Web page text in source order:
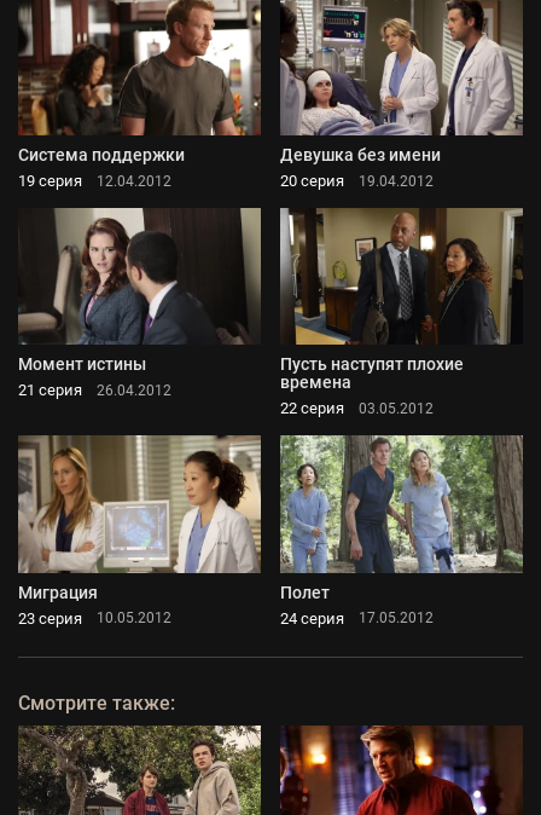
Система поддержки
19 серия 12.04.2012
Девушка без имени
20 серия 19.04.2012
Момент истины
21 серия 26.04.2012
Пусть наступят плохие
времена
22 серия 03.05.2012
Миграция
23 серия 10.05.2012
Полет
24 серия 17.05.2012
Смотрите также: